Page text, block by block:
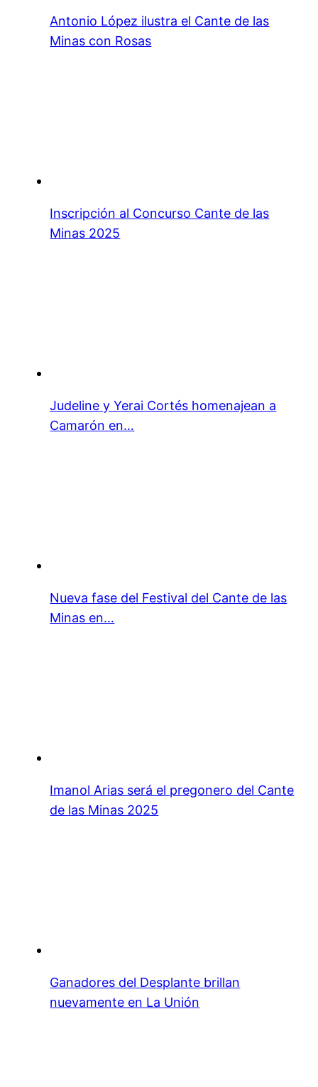
Antonio López ilustra el Cante de las
Minas con Rosas
Inscripción al Concurso Cante de las
Minas 2025
Judeline y Yerai Cortés homenajean a
Camarón en…
Nueva fase del Festival del Cante de las
Minas en…
Imanol Arias será el pregonero del Cante
de las Minas 2025
Ganadores del Desplante brillan
nuevamente en La Unión